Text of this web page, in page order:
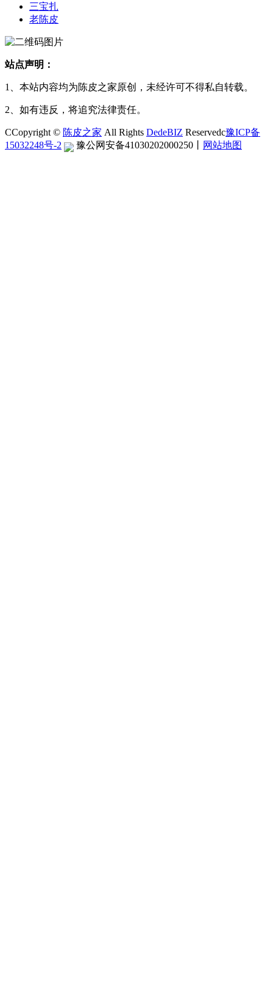
三宝扎
老陈皮
站点声明：
1、本站内容均为陈皮之家原创，未经许可不得私自转载。
2、如有违反，将追究法律责任。
CCopyright © 陈皮之家 All Rights DedeBIZ Reservedc豫ICP备
15032248号-2
豫公网安备41030202000250 网站地图